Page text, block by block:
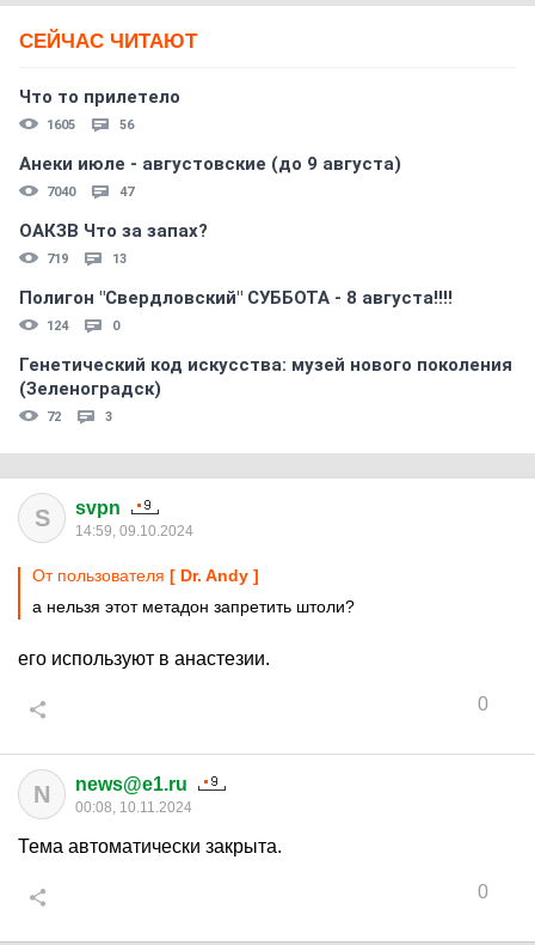
СЕЙЧАС ЧИТАЮТ
Что то прилетело
1605 56
Анеки июле - августовские (до 9 августа)
7040 47
ОАКЗВ Что за запах?
719 13
Полигон "Свердловский" СУББОТА - 8 августа!!!!
124 0
Генетический код искусства: музей нового поколения
(Зеленоградск)
72 3
S svpn
14:59, 09.10.2024
От пользователя [ Dr. Andy ]
а нельзя этот метадон запретить штоли?
его используют в анастезии.
0
N news@e1.ru
00:08, 10.11.2024
Тема автоматически закрыта.
0